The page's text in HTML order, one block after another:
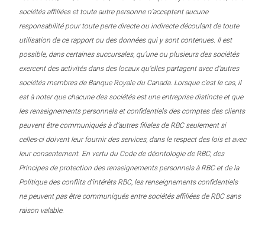
sociétés affiliées et toute autre personne n’acceptent aucune
responsabilité pour toute perte directe ou indirecte découlant de toute
utilisation de ce rapport ou des données qui y sont contenues. Il est
possible, dans certaines succursales, qu’une ou plusieurs des sociétés
exercent des activités dans des locaux qu’elles partagent avec d’autres
sociétés membres de Banque Royale du Canada. Lorsque c’est le cas, il
est à noter que chacune des sociétés est une entreprise distincte et que
les renseignements personnels et confidentiels des comptes des clients
peuvent être communiqués à d’autres filiales de RBC seulement si
celles-ci doivent leur fournir des services, dans le respect des lois et avec
leur consentement. En vertu du Code de déontologie de RBC, des
Principes de protection des renseignements personnels à RBC et de la
Politique des conflits d’intérêts RBC, les renseignements confidentiels
ne peuvent pas être communiqués entre sociétés affiliées de RBC sans
raison valable.